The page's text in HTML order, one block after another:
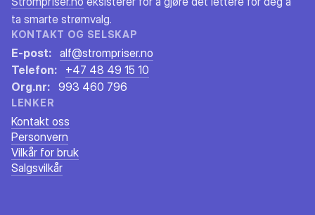
ta smarte strømvalg.
KONTAKT OG SELSKAP
E-post: alf@strompriser.no
Telefon:
+47 48 49 15 10
Org.nr: 993 460 796
LENKER
Kontakt oss
Personvern
Vilkår for bruk
Salgsvilkår